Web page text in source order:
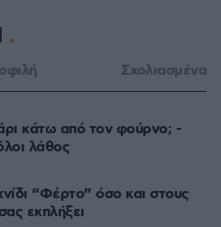
Σχολιασμένα
κάτω από τον φούρνο; -
λάθος
“Φέρτο” όσο και στους
εκπλήξει